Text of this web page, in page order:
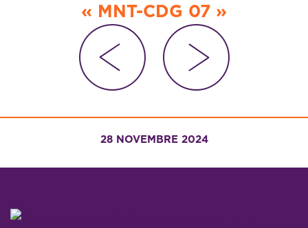
« MNT-CDG 07 »
28 NOVEMBRE 2024